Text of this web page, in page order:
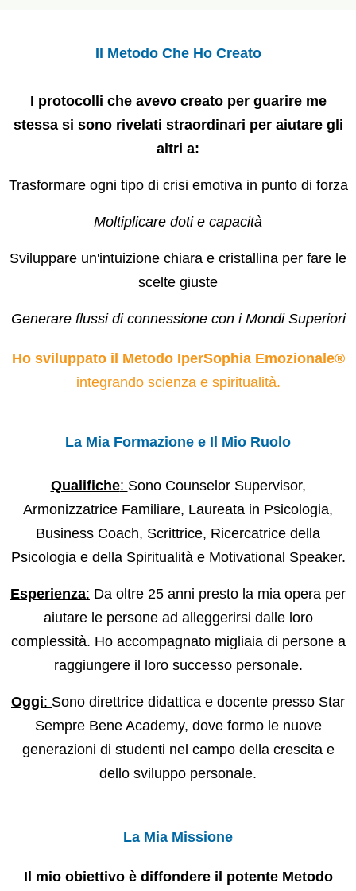
Il Metodo Che Ho Creato
I protocolli che avevo creato per guarire me
stessa si sono rivelati straordinari per aiutare gli
altri a:
Trasformare ogni tipo di crisi emotiva in punto di forza
Moltiplicare doti e capacità
Sviluppare un'intuizione chiara e cristallina per fare le
scelte giuste
Generare flussi di connessione con i Mondi Superiori
Ho sviluppato il Metodo IperSophia Emozionale®
integrando scienza e spiritualità.
La Mia Formazione e Il Mio Ruolo
Qualifiche: Sono Counselor Supervisor,
Armonizzatrice Familiare, Laureata in Psicologia,
Business Coach, Scrittrice, Ricercatrice della
Psicologia e della Spiritualità e Motivational Speaker.
Esperienza: Da oltre 25 anni presto la mia opera per
aiutare le persone ad alleggerirsi dalle loro
complessità. Ho accompagnato migliaia di persone a
raggiungere il loro successo personale.
Oggi: Sono direttrice didattica e docente presso Star
Sempre Bene Academy, dove formo le nuove
generazioni di studenti nel campo della crescita e
dello sviluppo personale.
La Mia Missione
Il mio obiettivo è diffondere il potente Metodo